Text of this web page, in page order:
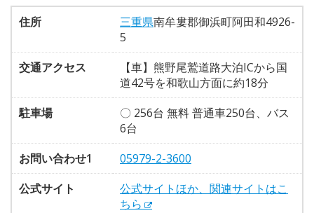
住所 三重県南牟婁郡御浜町阿田和4926-
5
交通アクセス
【車】熊野尾鷲道路大泊ICから国
道42号を和歌山方面に約18分
駐車場
〇 256台 無料 普通車250台、バス
6台
お問い合わせ1
05979-2-3600
公式サイト
公式サイトほか、関連サイトはこ
ちら